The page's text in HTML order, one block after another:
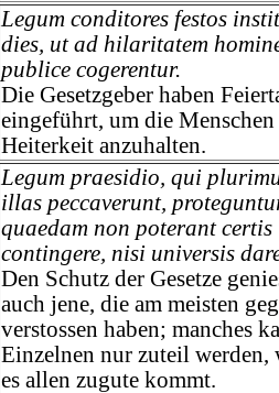
Legum conditores festos
dies, ut ad hilaritatem
publice cogerentur.
Die Gesetzgeber haben
eingeführt, um die
Heiterkeit anzuhalten.
Legum praesidio, qui
illas peccaverunt,
quaedam non poterant certis
contingere, nisi universis
Den Schutz der Gesetze
auch jene, die am meisten
verstossen haben; manches
Einzelnen nur zuteil werden,
es allen zugute kommt.